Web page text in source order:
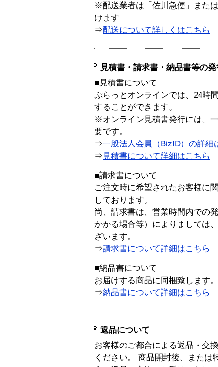
※配送業者は「佐川急便」また
けます
⇒配送について詳しくはこちら
見積書・請求書・納品書等の
■見積書について
ぷらっとオンラインでは、24時
することができます。
※オンライン見積書発行には、
要です。
⇒一般法人会員（BizID）の詳細
⇒ 見積書について詳細はこちら
■請求書について
ご注文時に希望されたお客様に
しております。
尚、請求書は、営業時間内での
かかる場合等）によりましては
ざいます。
⇒請求書について詳細はこちら
■納品書について
お届けする商品に同梱致します。
⇒納品書について詳細はこちら
返品について
お客様のご都合による返品・交
ください。 商品開封後、または